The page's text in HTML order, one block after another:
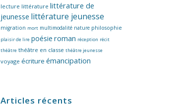
lecture littérature littérature de
jeunesse littérature jeunesse
migration mort multimodalité nature philosophie
plaisir de lire poésie roman réception récit
théâtre théâtre en classe théâtre jeunesse
voyage écriture émancipation
Articles récents